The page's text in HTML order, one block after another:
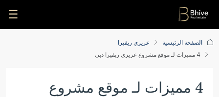
☰
الصفحة الرئيسية
عزيزي ريفيرا
4 مميزات لـ موقع مشروع عزيزي ريفيرا دبي
4 مميزات لـ موقع مشروع